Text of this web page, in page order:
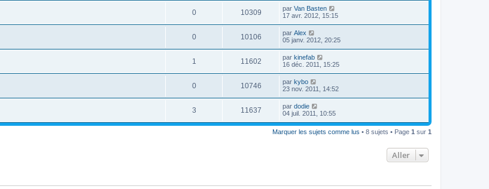
0 10309 par Van Basten
17 avr. 2012, 15:15
0 10106 par Alex
05 janv. 2012, 20:25
1 11602 par kinefab
16 déc. 2011, 15:25
0 10746 par kybo
23 nov. 2011, 14:52
3 11637 par dodie
04 juil. 2011, 10:55
Marquer les sujets comme lus • 8 sujets • Page 1 sur 1
Aller